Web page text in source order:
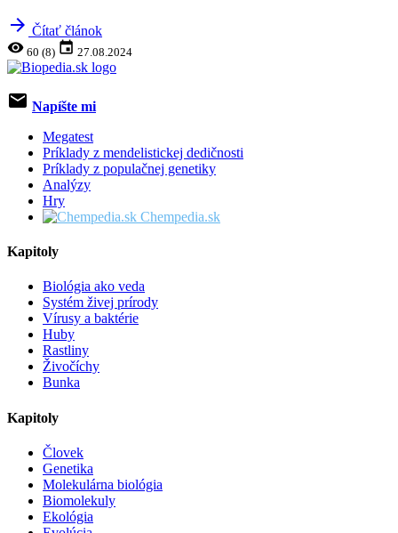
arrow_forward Čítať článok
visibility 60 (8) event 27.08.2024
email Napíšte mi
Megatest
Príklady z mendelistickej dedičnosti
Príklady z populačnej genetiky
Analýzy
Hry
Chempedia.sk
Kapitoly
Biológia ako veda
Systém živej prírody
Vírusy a baktérie
Huby
Rastliny
Živočíchy
Bunka
Kapitoly
Človek
Genetika
Molekulárna biológia
Biomolekuly
Ekológia